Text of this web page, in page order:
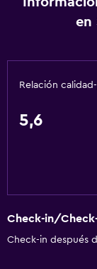
Jardín
Acceso a la playa
en
Relación
5,6
Check-in/
Check-in después